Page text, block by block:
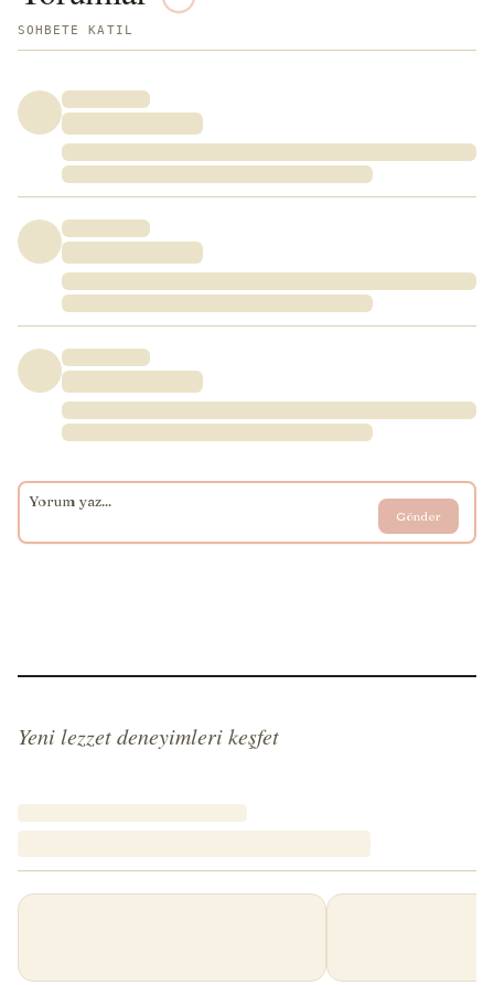
SOHBETE KATIL
Gönder
Yeni lezzet deneyimleri keşfet